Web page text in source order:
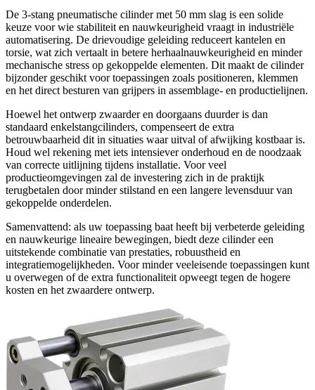
De 3‑stang pneumatische cilinder met 50 mm slag is een solide
keuze voor wie stabiliteit en nauwkeurigheid vraagt in industriële
automatisering. De drievoudige geleiding reduceert kantelen en
torsie, wat zich vertaalt in betere herhaalnauwkeurigheid en minder
mechanische stress op gekoppelde elementen. Dit maakt de cilinder
bijzonder geschikt voor toepassingen zoals positioneren, klemmen
en het direct besturen van grijpers in assemblage- en productielijnen.
Hoewel het ontwerp zwaarder en doorgaans duurder is dan
standaard enkelstangcilinders, compenseert de extra
betrouwbaarheid dit in situaties waar uitval of afwijking kostbaar is.
Houd wel rekening met iets intensiever onderhoud en de noodzaak
van correcte uitlijning tijdens installatie. Voor veel
productieomgevingen zal de investering zich in de praktijk
terugbetalen door minder stilstand en een langere levensduur van
gekoppelde onderdelen.
Samenvattend: als uw toepassing baat heeft bij verbeterde geleiding
en nauwkeurige lineaire bewegingen, biedt deze cilinder een
uitstekende combinatie van prestaties, robuustheid en
integratiemogelijkheden. Voor minder veeleisende toepassingen kunt
u overwegen of de extra functionaliteit opweegt tegen de hogere
kosten en het zwaardere ontwerp.